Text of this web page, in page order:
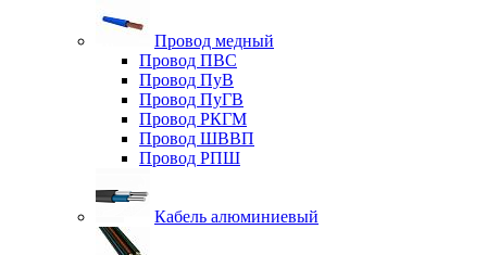
Провод медный
Провод ПВС
Провод ПуВ
Провод ПуГВ
Провод РКГМ
Провод ШВВП
Провод РПШ
Кабель алюминиевый